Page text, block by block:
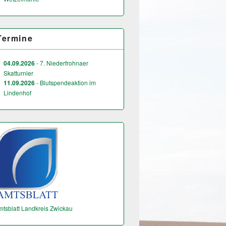
04.09.2026- 7. Niederfrohnaer
Skatturnier
11.09.2026- Blutspendeaktion im
Lindenhof
Landkreis Zwickau